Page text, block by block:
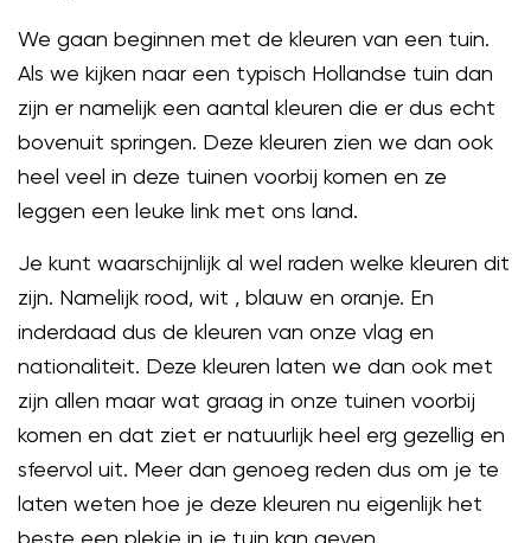
We gaan beginnen met de kleuren van een tuin.
Als we kijken naar een typisch Hollandse tuin dan
zijn er namelijk een aantal kleuren die er dus echt
bovenuit springen. Deze kleuren zien we dan ook
heel veel in deze tuinen voorbij komen en ze
leggen een leuke link met ons land.
Je kunt waarschijnlijk al wel raden welke kleuren dit
zijn. Namelijk rood, wit , blauw en oranje. En
inderdaad dus de kleuren van onze vlag en
nationaliteit. Deze kleuren laten we dan ook met
zijn allen maar wat graag in onze tuinen voorbij
komen en dat ziet er natuurlijk heel erg gezellig en
sfeervol uit. Meer dan genoeg reden dus om je te
laten weten hoe je deze kleuren nu eigenlijk het
beste een plekje in je tuin kan geven.